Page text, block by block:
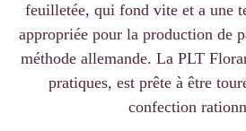
feuilletée, qui fond vite et a une
appropriée pour la production de
méthode allemande. La PLT
pratiques, est prête à être
confection